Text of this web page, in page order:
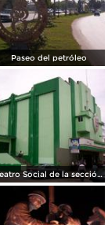
Paseo del petróleo
Teatro Social de la sección 30